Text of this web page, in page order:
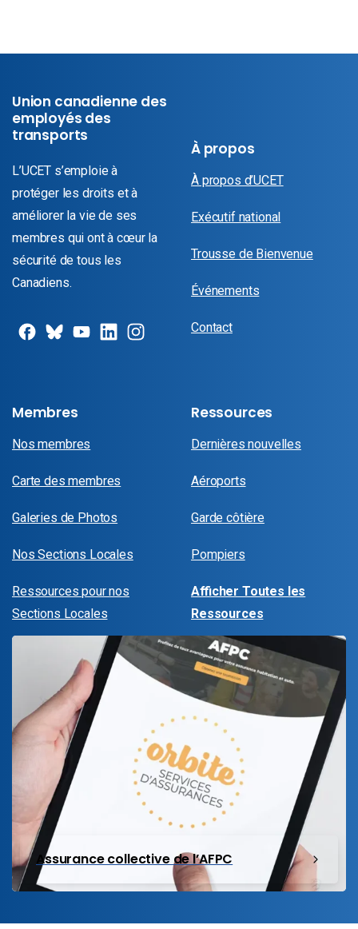
Union canadienne des
employés des
transports
L’UCET s’emploie à
protéger les droits et à
améliorer la vie de ses
membres qui ont à cœur la
sécurité de tous les
Canadiens.
À propos
À propos d’UCET
Exécutif national
Trousse de Bienvenue
Événements
Contact
Membres
Nos membres
Carte des membres
Galeries de Photos
Nos Sections Locales
Ressources pour nos
Sections Locales
Ressources
Dernières nouvelles
Aéroports
Garde côtière
Pompiers
Afficher Toutes les
Ressources
Assurance collective de l’AFPC